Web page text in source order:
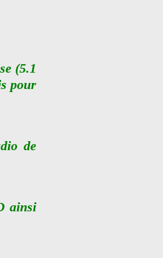
(5.1
pour
de
ainsi